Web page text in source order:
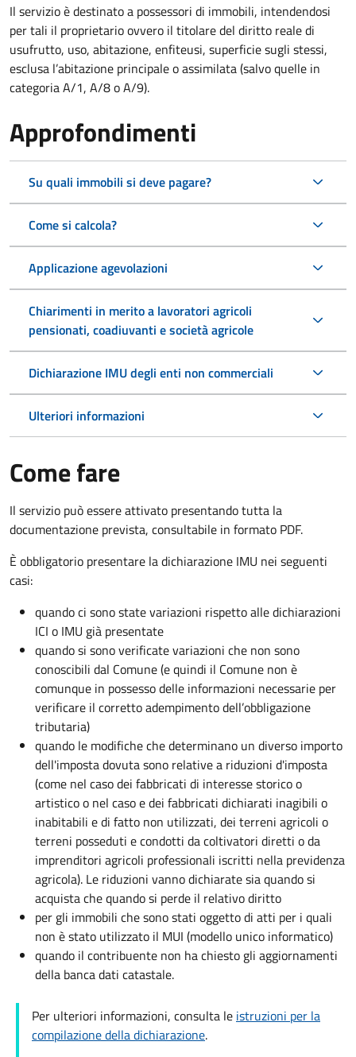
Il servizio è destinato a possessori di immobili, intendendosi
per tali il proprietario ovvero il titolare del diritto reale di
usufrutto, uso, abitazione, enfiteusi, superficie sugli stessi,
esclusa l’abitazione principale o assimilata (salvo quelle in
categoria A/1, A/8 o A/9).
Approfondimenti
Su quali immobili si deve pagare?
Come si calcola?
Applicazione agevolazioni
Chiarimenti in merito a lavoratori agricoli
pensionati, coadiuvanti e società agricole
Dichiarazione IMU degli enti non commerciali
Ulteriori informazioni
Come fare
Il servizio può essere attivato presentando tutta la
documentazione prevista, consultabile in formato PDF.
È obbligatorio presentare la dichiarazione IMU nei seguenti
casi:
quando ci sono state variazioni rispetto alle dichiarazioni
ICI o IMU già presentate
quando si sono verificate variazioni che non sono
conoscibili dal Comune (e quindi il Comune non è
comunque in possesso delle informazioni necessarie per
verificare il corretto adempimento dell’obbligazione
tributaria)
quando le modifiche che determinano un diverso importo
dell'imposta dovuta sono relative a riduzioni d'imposta
(come nel caso dei fabbricati di interesse storico o
artistico o nel caso e dei fabbricati dichiarati inagibili o
inabitabili e di fatto non utilizzati, dei terreni agricoli o
terreni posseduti e condotti da coltivatori diretti o da
imprenditori agricoli professionali iscritti nella previdenza
agricola). Le riduzioni vanno dichiarate sia quando si
acquista che quando si perde il relativo diritto
per gli immobili che sono stati oggetto di atti per i quali
non è stato utilizzato il MUI (modello unico informatico)
quando il contribuente non ha chiesto gli aggiornamenti
della banca dati catastale.
Per ulteriori informazioni, consulta le istruzioni per la
compilazione della dichiarazione.